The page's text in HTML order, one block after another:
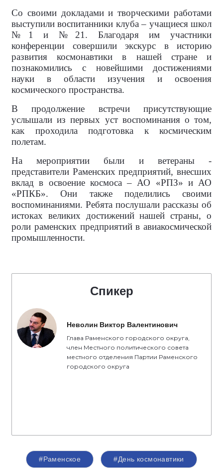
Со своими докладами и творческими работами
выступили воспитанники клуба – учащиеся школ
№1 и №21. Благодаря им участники
конференции совершили экскурс в историю
развития космонавтики в нашей стране и
познакомились с новейшими достижениями
науки в области изучения и освоения
космического пространства.
В продолжение встречи присутствующие
услышали из первых уст воспоминания о том,
как проходила подготовка к космическим
полетам.
На мероприятии были и ветераны -
представители Раменских предприятий, внесших
вклад в освоение космоса – АО «РПЗ» и АО
«РПКБ». Они также поделились своими
воспоминаниями. Ребята послушали рассказы об
истоках великих достижений нашей страны, о
роли раменских предприятий в авиакосмической
промышленности.
Спикер
Неволин Виктор Валентинович
Глава Раменского городского округа,
член Местного политического совета
местного отделения Партии Раменского
городского округа
#Раменское #День космонавтики